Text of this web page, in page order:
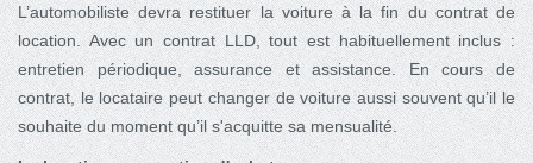
L’automobiliste devra restituer la voiture à la fin du contrat de
location. Avec un contrat LLD, tout est habituellement inclus :
entretien périodique, assurance et assistance. En cours de
contrat, le locataire peut changer de voiture aussi souvent qu’il le
souhaite du moment qu’il s'acquitte sa mensualité.